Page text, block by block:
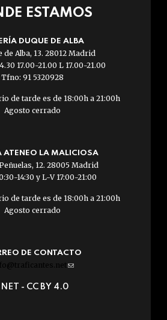
ESTAMOS
DUQUE DE ALBA
de Alba, 13. 28012 Madrid
17.00-21.00 L 17.00-21.00
Tfno: 91 5320928
de tarde es de 18:00h a 21:00h
Agosto cerrado
ATENEO LA MALICIOSA
12. 28005 Madrid
14:30 y L-V 17:00-21:00
de tarde es de 18:00h a 21:00h
Agosto cerrado
DE CONTACTO
(link
e-
- CC BY 4.0